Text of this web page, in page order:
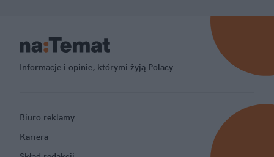
Informacje i opinie, którymi żyją Polacy.
Biuro reklamy
Kariera